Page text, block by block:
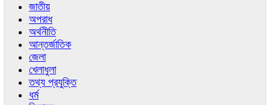
জাতীয়
অপরাধ
অর্থনীতি
আন্তর্জাতিক
জেলা
খেলাধুলা
তথ্য প্রযুক্তি
ধর্ম